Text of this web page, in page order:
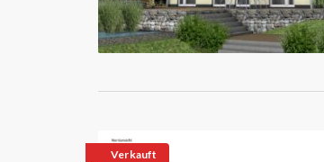
Verkauft